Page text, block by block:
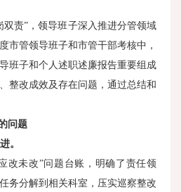
双责”，领导班子深入推进分管领域
市管领导班子和市管干部考核中，
班子和个人述职述廉报告重要组成
整改成效及存在问题，通过总结和
问题
。
改未改”问题台账，明确了责任领
务分解到相关科室，压实巡察整改